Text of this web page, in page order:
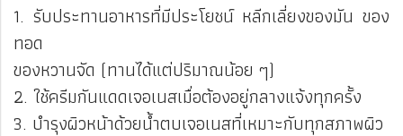
1. รับประทานอาหารที่มีประโยชน์ หลีกเลี่ยงของมัน ของ
ทอด
ของหวานจัด (ทานได้แต่ปริมาณน้อย ๆ)
2. ใช้ครีมกันแดดเจอเนสเมื่อต้องอยู่กลางแจ้งทุกครั้ง
3. บำรุงผิวหน้าด้วยน้ำตบเจอเนสที่เหมาะกับทุกสภาพผิว